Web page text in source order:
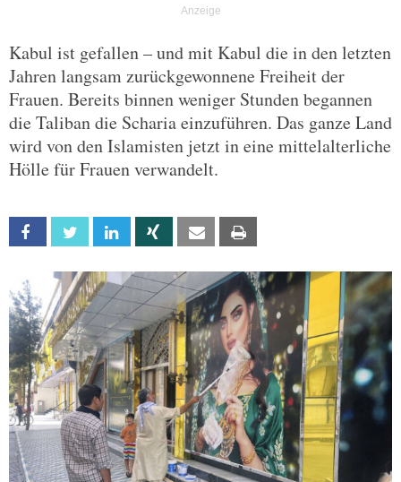
Kabul ist gefallen – und mit Kabul die in den letzten
Jahren langsam zurückgewonnene Freiheit der
Frauen. Bereits binnen weniger Stunden begannen
die Taliban die Scharia einzuführen. Das ganze Land
wird von den Islamisten jetzt in eine mittelalterliche
Hölle für Frauen verwandelt.
Facebook Twitter Linkedin Xing Email